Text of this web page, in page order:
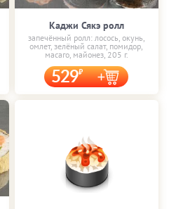
Каджи Сякэ ролл
запечённый ролл: лосось, окунь,
омлет, зелёный салат, помидор,
масаго, майонез, 205 г.
529